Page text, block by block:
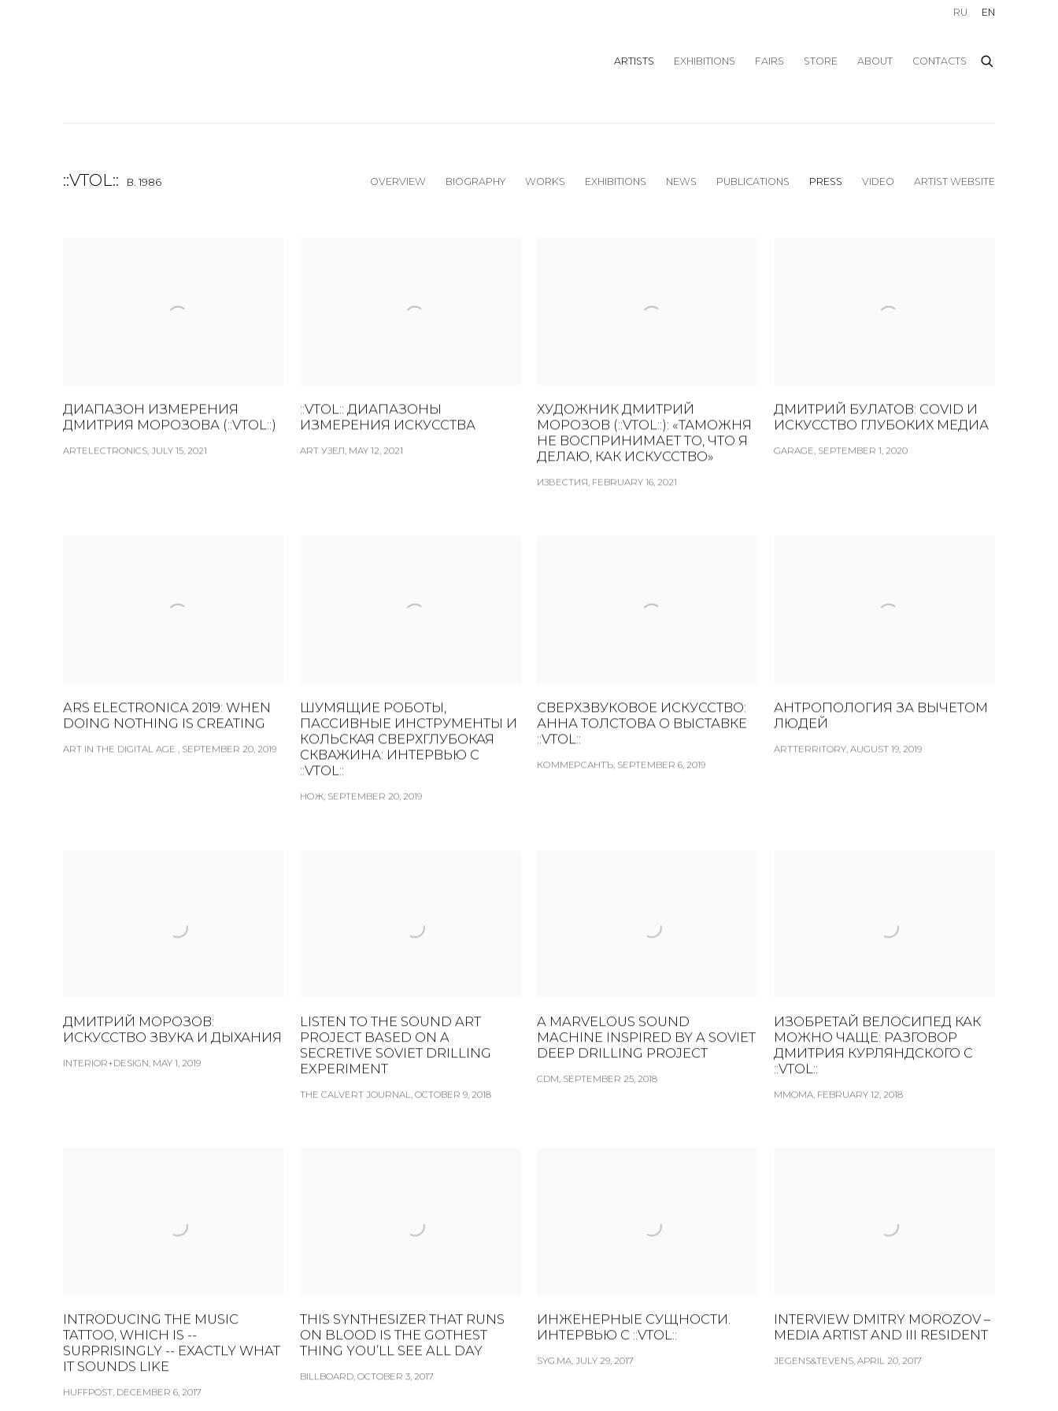
ARTISTS EXHIBITIONS FAIRS STORE ABOUT CONTACTS
RU EN
::VTOL:: B. 1986 OVERVIEW BIOGRAPHY WORKS EXHIBITIONS NEWS PUBLICATIONS PRESS VIDEO ARTIST WEBSITE
ДИАПАЗОН ИЗМЕРЕНИЯ
ДМИТРИЯ МОРОЗОВА (::VTOL::)
ARTELECTRONICS, JULY 15, 2021
::VTOL:: ДИАПАЗОНЫ
ИЗМЕРЕНИЯ ИСКУССТВА
ART УЗЕЛ, MAY 12, 2021
ХУДОЖНИК ДМИТРИЙ
МОРОЗОВ (::VTOL::): «ТАМОЖНЯ
НЕ ВОСПРИНИМАЕТ ТО, ЧТО Я
ДЕЛАЮ, КАК ИСКУССТВО»
ИЗВЕСТИЯ, FEBRUARY 16, 2021
ДМИТРИЙ БУЛАТОВ: СOVID И
ИСКУССТВО ГЛУБОКИХ МЕДИА
GARAGE, SEPTEMBER 1, 2020
ARS ELECTRONICA 2019: WHEN
DOING NOTHING IS CREATING
ART IN THE DIGITAL AGE , SEPTEMBER 20, 2019
ШУМЯЩИЕ РОБОТЫ,
ПАССИВНЫЕ ИНСТРУМЕНТЫ И
КОЛЬСКАЯ СВЕРХГЛУБОКАЯ
СКВАЖИНА: ИНТЕРВЬЮ С
::VTOL::
НОЖ, SEPTEMBER 20, 2019
СВЕРХЗВУКОВОЕ ИСКУССТВО:
АННА ТОЛСТОВА О ВЫСТАВКЕ
::VTOL::
КОММЕРСАНТЪ, SEPTEMBER 6, 2019
АНТРОПОЛОГИЯ ЗА ВЫЧЕТОМ
ЛЮДЕЙ
ARTTERRITORY, AUGUST 19, 2019
ДМИТРИЙ МОРОЗОВ:
ИСКУССТВО ЗВУКА И ДЫХАНИЯ
INTERIOR+DESIGN, MAY 1, 2019
LISTEN TO THE SOUND ART
PROJECT BASED ON A
SECRETIVE SOVIET DRILLING
EXPERIMENT
THE CALVERT JOURNAL, OCTOBER 9, 2018
A MARVELOUS SOUND
MACHINE INSPIRED BY A SOVIET
DEEP DRILLING PROJECT
CDM, SEPTEMBER 25, 2018
ИЗОБРЕТАЙ ВЕЛОСИПЕД КАК
МОЖНО ЧАЩЕ: РАЗГОВОР
ДМИТРИЯ КУРЛЯНДСКОГО С
::VTOL::
MMOMA, FEBRUARY 12, 2018
INTRODUCING THE MUSIC
TATTOO, WHICH IS --
SURPRISINGLY -- EXACTLY WHAT
IT SOUNDS LIKE
HUFFPOST, DECEMBER 6, 2017
THIS SYNTHESIZER THAT RUNS
ON BLOOD IS THE GOTHEST
THING YOU’LL SEE ALL DAY
BILLBOARD, OCTOBER 3, 2017
ИНЖЕНЕРНЫЕ СУЩНОСТИ.
ИНТЕРВЬЮ С ::VTOL::
SYG.MA, JULY 29, 2017
INTERVIEW DMITRY MOROZOV –
MEDIA ARTIST AND III RESIDENT
JEGENS&TEVENS, APRIL 20, 2017